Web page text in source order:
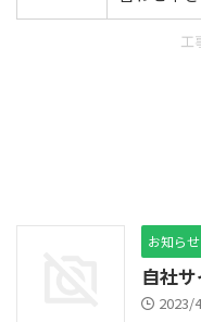
工
お知らせ
自社
2023/